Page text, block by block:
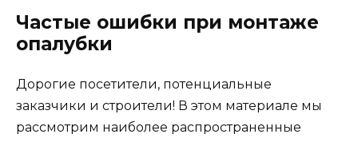
Частые ошибки при монтаже
опалубки
Дорогие посетители, потенциальные
заказчики и строители! В этом материале мы
рассмотрим наиболее распространенные